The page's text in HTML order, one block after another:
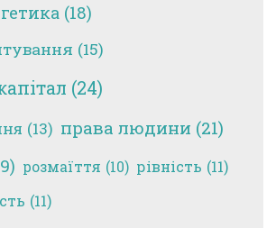
(18)
(15)
(24)
(13) права людини (21)
розмаїття (10) рівність (11)
(11)